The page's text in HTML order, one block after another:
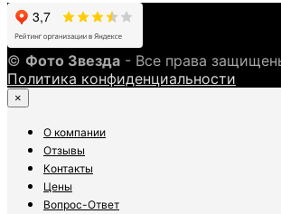
© Фото Звезда - Все права
Политика конфиденциальности
×
О компании
Отзывы
Контакты
Цены
Вопрос-Ответ